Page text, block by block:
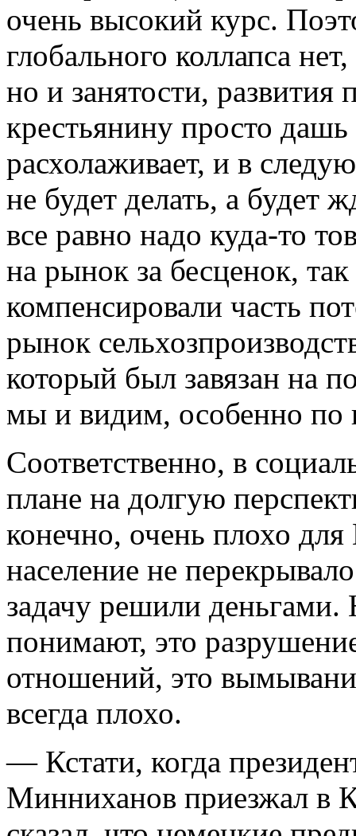
очень высокий курс.
глобального коллапса
но и занятости, развития
крестьянину просто
расхолаживает, и в
не будет делать, а будет
все равно надо куда-то
на рынок за бесценок,
компенсировали часть
рынок
который был завязан на
мы и видим, особенно по
Соответственно, в
плане на долгую
конечно, очень плохо
население не
задачу решили деньгами.
понимают, это
отношений, это
всегда плохо.
— Кстати, когда
Минниханов приезжал в